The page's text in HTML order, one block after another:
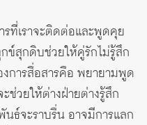
รที่เราจะติดต่อและพูดคุย
ข์สุกดิบช่วยให้คู่รักไม่รู้สึก
การสื่อสารคือ พยายามพูด
ช่วยให้ต่างฝ่ายต่างรู้สึก
ธ์จะราบรื่น อาจมีการแลก